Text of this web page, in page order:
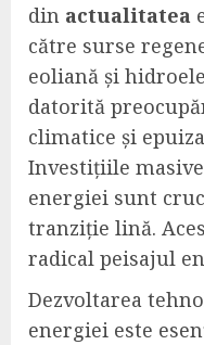
din actualitatea
către surse
eoliană și
datorită
climatice și
Investițiile
energiei sunt
tranziție lină.
radical peisajul
Dezvoltarea
energiei este